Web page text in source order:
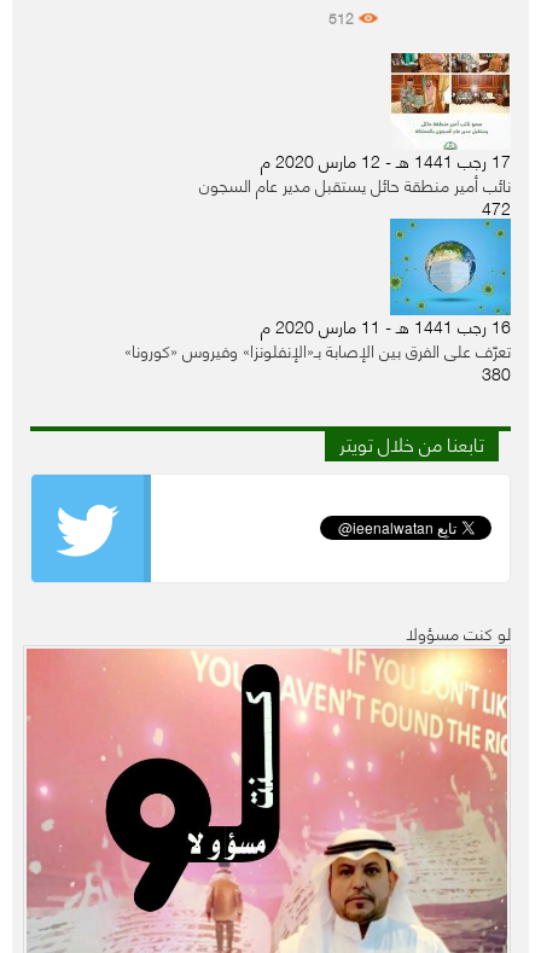
512
17 رجب 1441 هـ - 12 مارس 2020 م
نائب أمير منطقة حائل يستقبل مدير عام السجون
472
16 رجب 1441 هـ - 11 مارس 2020 م
تعرّف على الفرق بين الإصابة بـ«الإنفلونزا» وفيروس «كورونا»
380
تابعنا من خلال تويتر
لو كنت مسؤولا